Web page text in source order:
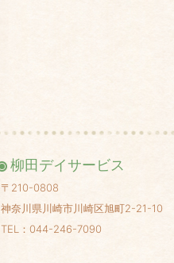
柳田デイサービス
〒210-0808
神奈川県川崎市川崎区旭町2-21-10
TEL：044-246-7090